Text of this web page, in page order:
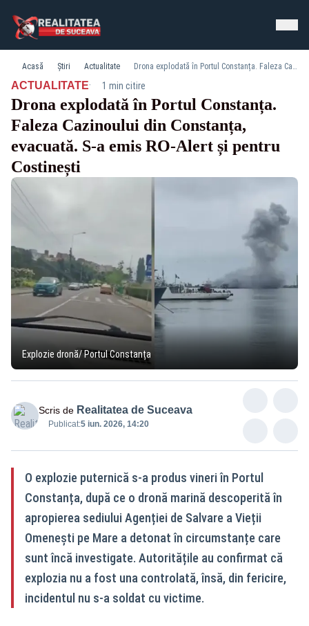
Acasă Știri Actualitate Drona explodată în Portul Constanța. Faleza Cazinoului din Constanța, evacuată. S-a emis RO-Alert și pentru Costinești
ACTUALITATE· 1 min citire
Drona explodată în Portul Constanța.
Faleza Cazinoului din Constanța,
evacuată. S-a emis RO-Alert și pentru
Costinești
Explozie dronă/ Portul Constanța
Scris de Realitatea de Suceava
Publicat:5 iun. 2026, 14:20
O explozie puternică s-a produs vineri în Portul
Constanța, după ce o dronă marină descoperită în
apropierea sediului Agenției de Salvare a Vieții
Omenești pe Mare a detonat în circumstanțe care
sunt încă investigate. Autoritățile au confirmat că
explozia nu a fost una controlată, însă, din fericire,
incidentul nu s-a soldat cu victime.